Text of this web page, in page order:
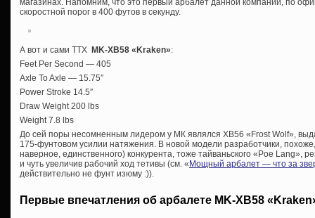
магазинах. Напомним, что это первый арбалет данной компании, по
скоростной порог в 400 футов в секунду.
А вот и сами ТТХ MK-XB58 «Kraken»:
Feet Per Second — 405
Axle To Axle — 15.75″
Power Stroke 14.5″
Draw Weight 200 lbs
Weight 7.8 lbs
До сей поры несомненным лидером у МК являлся XB56 «Frost Wolf»,
175-фунтовом усилии натяжения. В новой модели разработчики,
наверное, единственного) конкурента, тоже тайваньского «Poe Lang»,
и чуть увеличив рабочий ход тетивы (см. « Мощный арбалет — что за
действительно не фунт изюму :)).
Первые впечатления об арбалете MK-XB58